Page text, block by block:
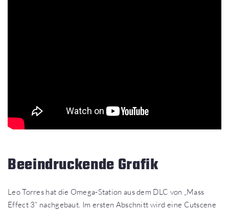
Beeindruckende Grafik
Leo Torres hat die Omega-Station aus dem DLC von „Mass
Effect 3“ nachgebaut. Im ersten Abschnitt wird eine Cutscene